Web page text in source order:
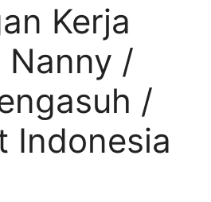
Kerja
Nanny /
/
Indonesia